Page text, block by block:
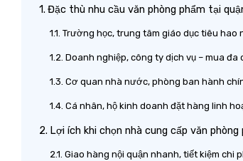
Đặc thù nhu cầu văn phòng phẩm tại
Trường học, trung tâm giáo dục tiêu hao
Doanh nghiệp, công ty dịch vụ – mua
Cơ quan nhà nước, phòng ban hành
Cá nhân, hộ kinh doanh đặt hàng linh
Lợi ích khi chọn nhà cung cấp văn
Giao hàng nội quận nhanh, tiết kiệm chi